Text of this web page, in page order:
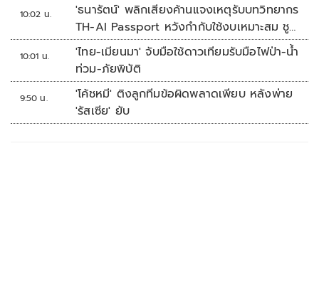
10:02 น.
'ธนารัตน์' พลิกเสียงค้านแจงเหตุรับบทวิทยากร
TH-AI Passport หวังกำกับใช้งบเหมาะสม ชู
จุดเด่นคนไทยได้ใช้ AI ระดับโปร ลดเหลื่อมล้ำ
ทางเทคโนโลยี เซฟงบไปกว่า900ล้าน เชื่อหาก
ใช้เต็มที่เอกชนขาดทุนย่อยยับ
10:01 น.
'ไทย-เมียนมา' จับมือใช้ดาวเทียมรับมือไฟป่า-น้ำ
ท่วม-ภัยพิบัติ
9:50 น.
'โค้ชหมี' ติงลูกทีมข้อผิดพลาดเพียบ หลังพ่าย
'รัสเซีย' ยับ